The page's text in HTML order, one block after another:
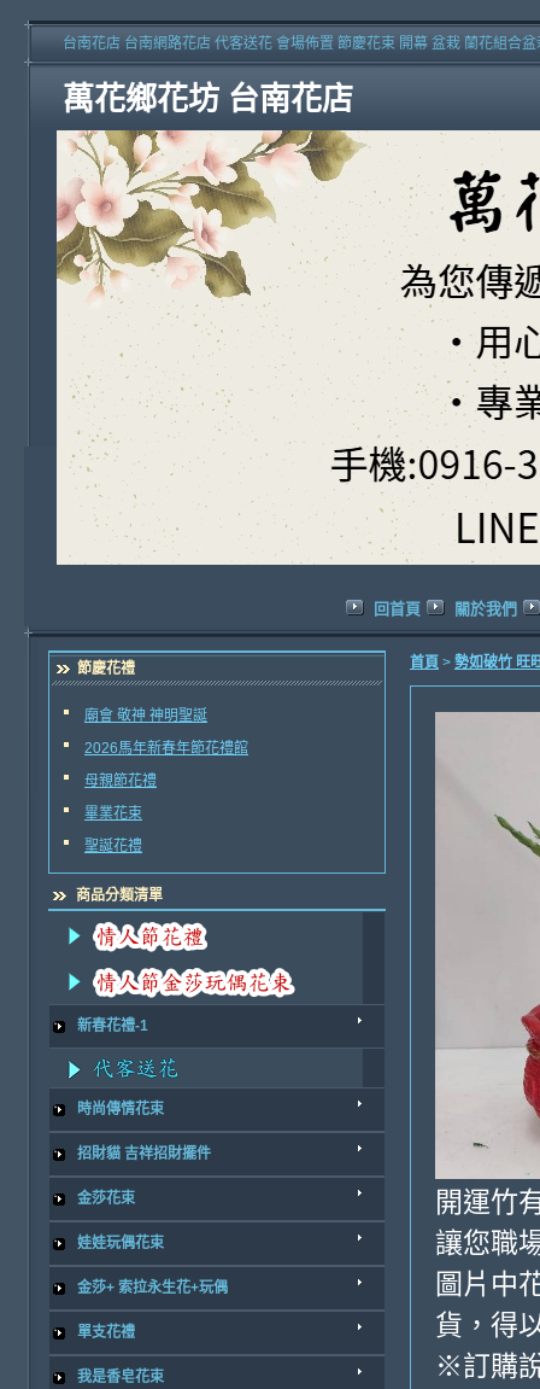
萬花鄉花坊 台南花店
台南花店 台南網路花店 代客送花 會場佈置 節慶花束 開幕 盆栽 蘭花組合
回首頁 關於我們
節慶花禮
廟會 敬神 神明聖誕
2026馬年新春年節花禮館
母親節花禮
畢業花束
聖誕花禮
商品分類清單
新春花禮-1
時尚傳情花束
招財貓 吉祥招財擺件
金莎花束
娃娃玩偶花束
金莎+ 索拉永生花+玩偶
單支花禮
我是香皂花束
首頁 > 勢如破竹 旺
開運竹
讓您職
圖片中
貨，得
※訂購